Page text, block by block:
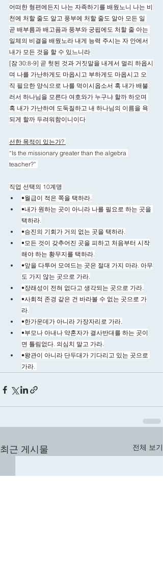
어떠한 형편에든지 나는 자족하기를 배웠노니 나는 비
천에 처할 줄도 알고 풍부에 처할 줄도 알아 모든 일
곧 배부름과 배고픔과 풍부와 궁핍에도 처할 줄 아는
일체의 비결을 배웠노라 내게 능력 주시는 자 안에서
내가 모든 것을 할 수 있느니라
[잠 30:8-9] 곧 헛된 것과 거짓말을 내게서 멀리 하옵시
며 나를 가난하게도 마옵시고 부하게도 마옵시고 오
직 필요한 양식으로 나를 먹이시옵소서 혹 내가 배불
러서 하나님을 모른다 여호와가 누구냐 할까 하오며
혹 내가 가난하여 도둑질하고 내 하나님의 이름을 욕
되게 할까 두려워함이니이다
선한 목적이 있는가?
“Is the missionary greater than the algebra
teacher?”
직업 선택의 10계명
•월급이 적은 쪽을 택하라.
•내가 원하는 곳이 아니라 나를 필요로 하는 곳을
택하라.
•승진의 기회가 거의 없는 곳을 택하라.
•모든 것이 갖추어진 곳을 피하고 처음부터 시작
해야 하는 황무지를 택하라.
•앞을 다투어 모여드는 곳은 절대 가지 마라. 아무
도 가지 않는 곳으로 가라.
•장래성이 전혀 없다고 생각되는 곳으로 가라.
•사회적 존경 같은 건 바라볼 수 없는 곳으로 가
라.
•한가운데가 아니라 가장자리로 가라.
•부모나 아내나 약혼자가 결사반대를 하는 곳이
면 틀림없다. 의심치 말고 가라.
•왕관이 아니라 단두대가 기다리고 있는 곳으로
가라.
최근 게시물 전체 보기